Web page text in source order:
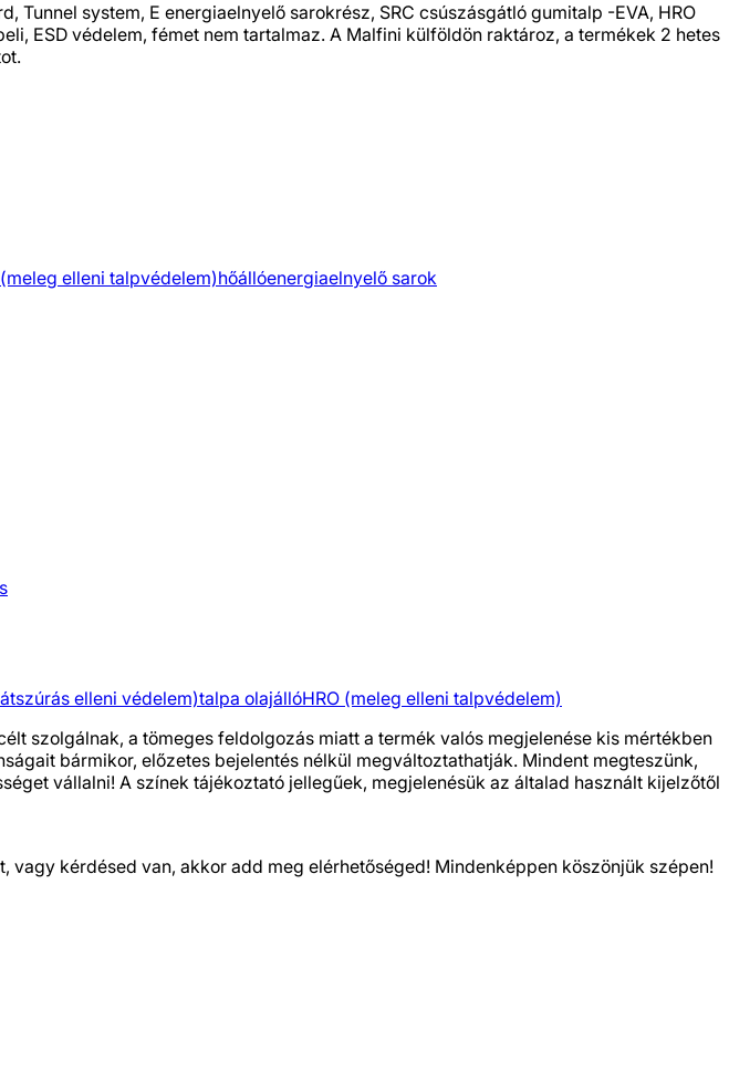
system, E energiaelnyelő sarokrész, SRC csúszásgátló gumitalp -EVA, HRO
ESD védelem, fémet nem tartalmaz. A Malfini külföldön raktároz, a termékek 2 hetes
elleni talpvédelem)hőállóenergiaelnyelő sarok
elleni védelem)talpa olajállóHRO (meleg elleni talpvédelem)
szolgálnak, a tömeges feldolgozás miatt a termék valós megjelenése kis mértékben
bármikor, előzetes bejelentés nélkül megváltoztathatják. Mindent megteszünk,
vállalni! A színek tájékoztató jellegűek, megjelenésük az általad használt kijelzőtől
kérdésed van, akkor add meg elérhetőséged! Mindenképpen köszönjük szépen!